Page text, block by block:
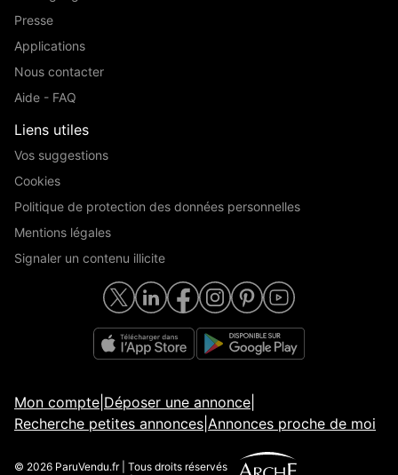
Presse
Applications
Nous contacter
Aide - FAQ
Liens utiles
Vos suggestions
Cookies
Politique de protection des données personnelles
Mentions légales
Signaler un contenu illicite
Mon compte Déposer une annonce
Recherche petites annonces Annonces proche de moi
© 2026 ParuVendu.fr | Tous droits réservés